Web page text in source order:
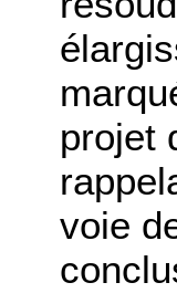
projet
voie